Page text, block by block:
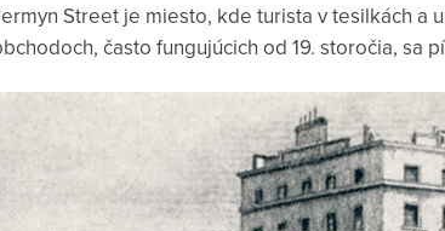
Street je miesto, kde turista v tesilkách a
často fungujúcich od 19. storočia, sa